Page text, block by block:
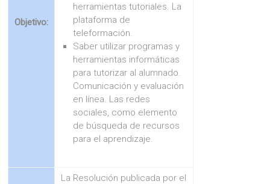
Objetivo:
herramientas tutoriales. La
plataforma de
teleformación.
Saber utilizar programas y
herramientas informáticas
para tutorizar al alumnado.
Comunicación y evaluación
en línea. Las redes
sociales, como elemento
de búsqueda de recursos
para el aprendizaje.
La Resolución publicada por el